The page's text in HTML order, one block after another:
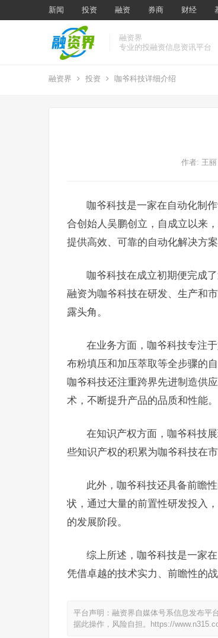
新闻 投资 融资 券商 财经
融资界
专业的投融资信息资讯平台
融资界 投资 咖爷科技详细介绍
作者: 王丽
咖爷科技是一家在自动化制
合创始人吴鹏创立，自成立以来
提供高效、可靠的自动化解决方案
咖爷科技在成立初期便完成
融资为咖爷科技在研发、生产和
露头角。
在业务方面，咖爷科技专注
布粉填压和加压萃取等全步骤的
咖爷科技还注重跨界先进制造供
术，不断提升产品的品质和性能。
在知识产权方面，咖爷科技
些知识产权的积累为咖爷科技在
此外，咖爷科技还具备前瞻
状，通过大量的前置性研发投入
的发展阶段。
综上所述，咖爷科技是一家
凭借卓越的技术实力、前瞻性的
平台声明：融资界自媒体号系信息发布平
据此操作，风险自担。
https://